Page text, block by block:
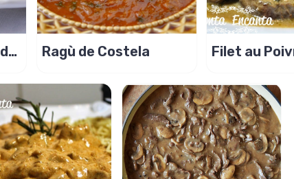
Ragù de Costela Filet au